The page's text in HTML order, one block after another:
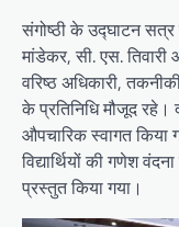
संगोष्ठी के उद्घाटन
मांडेकर, सी. एस.
वरिष्ठ अधिकारी,
के प्रतिनिधि मौजूद
औपचारिक स्वागत किया
विद्यार्थियों की गणेश
प्रस्तुत किया गया।